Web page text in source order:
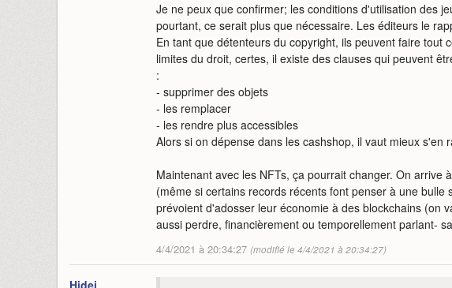
Je ne peux que confirmer; les conditions d'utilisation des
pourtant, ce serait plus que nécessaire. Les éditeurs le
En tant que détenteurs du copyright, ils peuvent faire tout
limites du droit, certes, il existe des clauses qui peuvent
:
- supprimer des objets
- les remplacer
- les rendre plus accessibles
Alors si on dépense dans les cashshop, il vaut mieux s'en
Maintenant avec les NFTs, ça pourrait changer. On arrive
(même si certains records récents font penser à une bulle
prévoient d'adosser leur économie à des blockchains (on
aussi perdre, financièrement ou temporellement parlant-
4/4/2021 à 20:34:27 (modifié le 4/4/2021 à 20:34:27)
Hidei